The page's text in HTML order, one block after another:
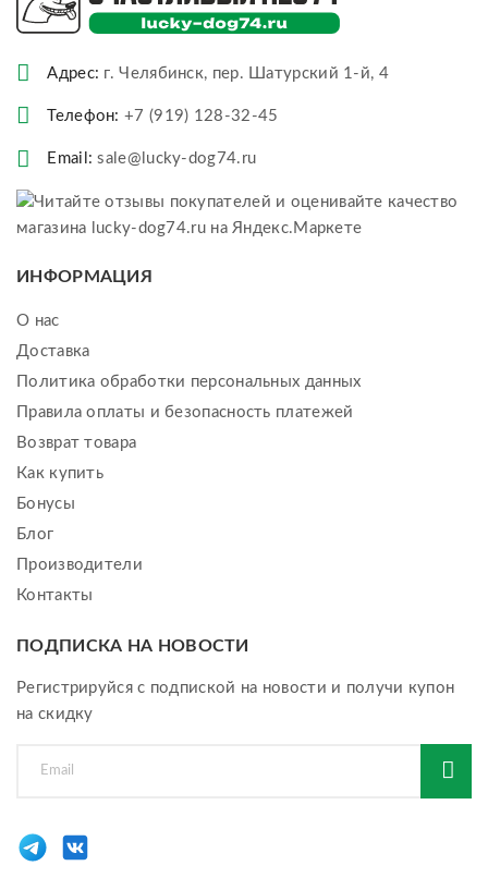
Адрес: г. Челябинск, пер. Шатурский 1-й, 4
Телефон: +7 (919) 128-32-45
Email: sale@lucky-dog74.ru
ИНФОРМАЦИЯ
О нас
Доставка
Политика обработки персональных данных
Правила оплаты и безопасность платежей
Возврат товара
Как купить
Бонусы
Блог
Производители
Контакты
ПОДПИСКА НА НОВОСТИ
Регистрируйся с подпиской на новости и получи купон
на скидку